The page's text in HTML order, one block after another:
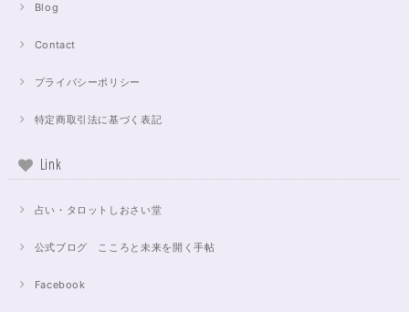
Blog
Contact
プライバシーポリシー
特定商取引法に基づく表記
Link
占い・タロットしおさい堂
公式ブログ こころと未来を開く手帖
Facebook